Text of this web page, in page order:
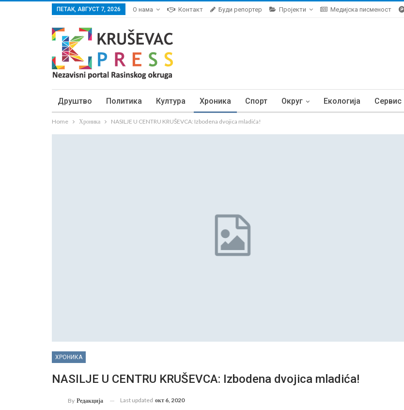
ПЕТАК, АВГУСТ 7, 2026 О нама Контакт Буди репортер Пројекти Медијска писменост
Друштво Политика Култура Хроника Спорт Округ Екологија Сервис
Home Хроника NASILJE U CENTRU KRUŠEVCA: Izbodena dvojica mladića!
ХРОНИКА
NASILJE U CENTRU KRUŠEVCA: Izbodena dvojica mladića!
By Редакција Last updated окт 6, 2020